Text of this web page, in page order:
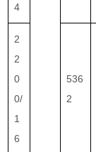
4
2
2
0
0/
1
6
536
2